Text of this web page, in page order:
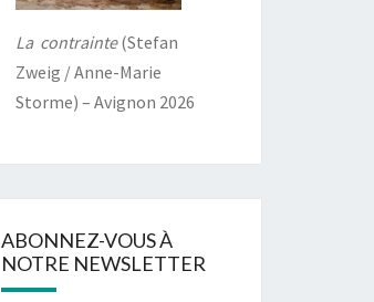
La contrainte(Stefan
Zweig / Anne-Marie
Storme) – Avignon 2026
ABONNEZ-VOUS À
NOTRE NEWSLETTER